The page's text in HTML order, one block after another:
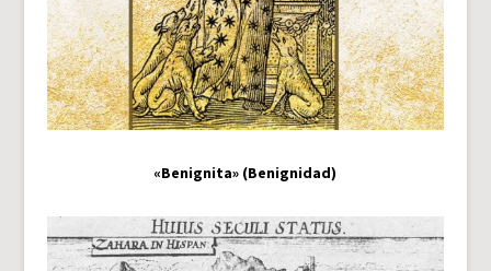
«Benignita» (Benignidad)